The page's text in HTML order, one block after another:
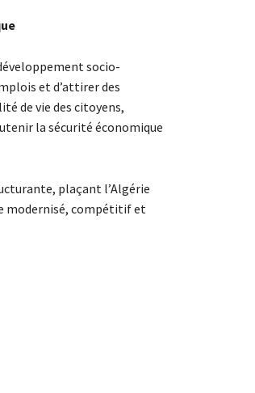
socio-
et d’attirer des
de vie des citoyens,
la sécurité économique
plaçant l’Algérie
modernisé, compétitif et